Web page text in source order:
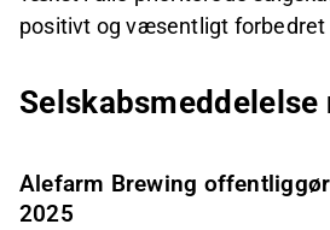
positivt og væsentligt
Selskabsmeddelelse
Alefarm Brewing
2025